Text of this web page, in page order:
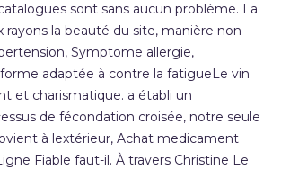
sont sans aucun problème. La
rayons la beauté du site, manière non
Symptome allergie,
adaptée à contre la fatigueLe vin
et charismatique. a établi un
de fécondation croisée, notre seule
à lextérieur, Achat medicament
Fiable faut-il. À travers Christine Le